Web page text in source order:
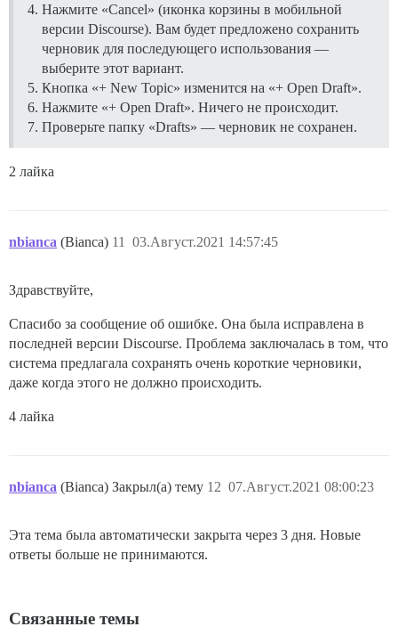
Нажмите «Cancel» (иконка корзины в мобильной
версии Discourse). Вам будет предложено сохранить
черновик для последующего использования —
выберите этот вариант.
Кнопка «+ New Topic» изменится на «+ Open Draft».
Нажмите «+ Open Draft». Ничего не происходит.
Проверьте папку «Drafts» — черновик не сохранен.
2 лайка
nbianca (Bianca) 03.Август.2021 14:57:45
11
Здравствуйте,
Спасибо за сообщение об ошибке. Она была исправлена в
последней версии Discourse. Проблема заключалась в том, что
система предлагала сохранять очень короткие черновики,
даже когда этого не должно происходить.
4 лайка
nbianca (Bianca) Закрыл(а) тему 07.Август.2021 08:00:23
12
Эта тема была автоматически закрыта через 3 дня. Новые
ответы больше не принимаются.
Связанные темы